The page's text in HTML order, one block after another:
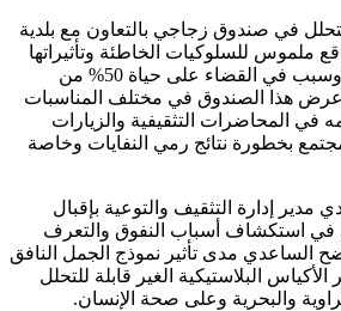
في صندوق زجاجي بالتعاون مع بلدية
ملموس للسلوكيات الخاطئة وتأثيراتها
السلبية في تلويث البيئة وسبب في القضاء على حياة 50% من
عرض هذا الصندوق في مختلف المناسبات
في المحاضرات التثقيفية والزيارات
بخطورة نتائج رمي النفايات وخاصة
مدير إدارة التثقيف والتوعية بإقبال
في استكشاف أسباب النفوق والتعرف
الساعدي مدى تأثير نموذج الجمل النافق
البلاستيكية الغير قابلة للتحلل
والبحرية وعلى صحة الإنسان.